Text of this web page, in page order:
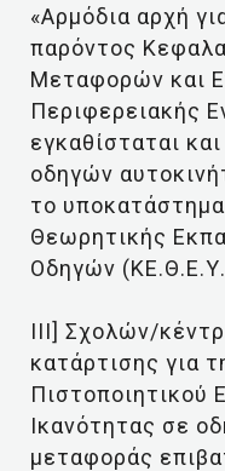
«Αρμόδια αρχή
παρόντος
Μεταφορών και
Περιφερειακής
εγκαθίσταται
οδηγών
το
Θεωρητικής
Οδηγών
ΙΙΙ] Σχολών/
κατάρτισης για
Πιστοποιητικού
Ικανότητας σε
μεταφοράς